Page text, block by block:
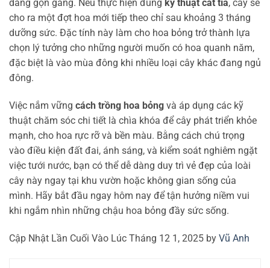
dáng gọn gàng. Nếu thực hiện đúng kỹ thuật cắt tỉa, cây sẽ
cho ra một đợt hoa mới tiếp theo chỉ sau khoảng 3 tháng
dưỡng sức. Đặc tính này làm cho hoa bỏng trở thành lựa
chọn lý tưởng cho những người muốn có hoa quanh năm,
đặc biệt là vào mùa đông khi nhiều loại cây khác đang ngủ
đông.
Việc nắm vững cách trồng hoa bỏng và áp dụng các kỹ
thuật chăm sóc chi tiết là chìa khóa để cây phát triển khỏe
mạnh, cho hoa rực rỡ và bền màu. Bằng cách chú trọng
vào điều kiện đất đai, ánh sáng, và kiểm soát nghiêm ngặt
việc tưới nước, bạn có thể dễ dàng duy trì vẻ đẹp của loài
cây này ngay tại khu vườn hoặc không gian sống của
mình. Hãy bắt đầu ngay hôm nay để tận hưởng niềm vui
khi ngắm nhìn những chậu hoa bỏng đầy sức sống.
Cập Nhật Lần Cuối Vào Lúc Tháng 12 1, 2025 by Vũ Anh